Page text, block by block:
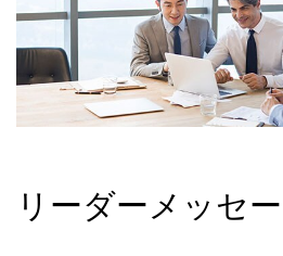
リーダーメッセ